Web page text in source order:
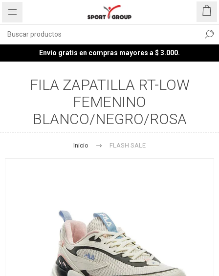
Envío gratis en compras mayores a $ 3.000.
FILA ZAPATILLA RT-LOW
FEMENINO
BLANCO/NEGRO/ROSA
Inicio FLASH SALE